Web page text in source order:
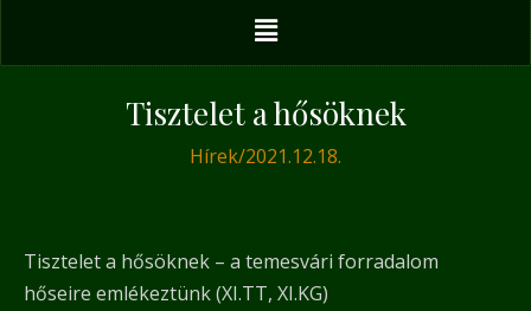
Menu
Tisztelet a hősöknek
Hírek/2021.12.18.
Tisztelet a hősöknek – a temesvári forradalom
hőseire emlékeztünk (XI.TT, XI.KG)